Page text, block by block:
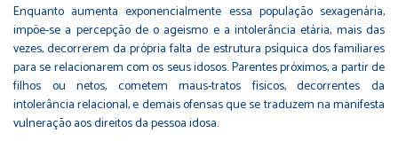
Enquanto aumenta exponencialmente essa população sexagenária,
impõe-se a percepção de o ageismo e a intolerância etária, mais das
vezes, decorrerem da própria falta de estrutura psíquica dos familiares
para se relacionarem com os seus idosos. Parentes próximos, a partir de
filhos ou netos, cometem maus-tratos físicos, decorrentes da
intolerância relacional, e demais ofensas que se traduzem na manifesta
vulneração aos direitos da pessoa idosa.